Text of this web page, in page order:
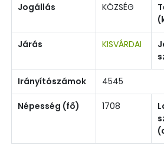
Jogállás KÖZSÉG
Járás KISVÁRDAI
Irányítószámok 4545
Népesség (fő) 1708